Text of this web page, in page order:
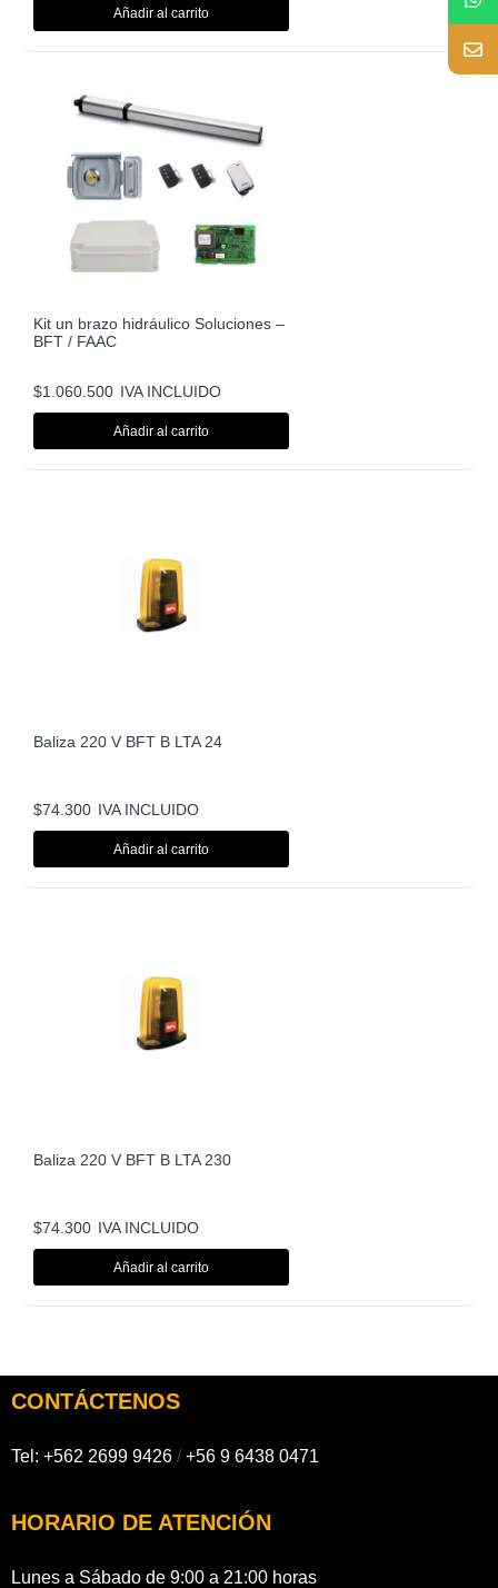
Añadir al carrito
Kit un brazo hidráulico Soluciones –
BFT / FAAC
$1.060.500 IVA INCLUIDO
Añadir al carrito
Baliza 220 V BFT B LTA 24
$74.300 IVA INCLUIDO
Añadir al carrito
Baliza 220 V BFT B LTA 230
$74.300 IVA INCLUIDO
Añadir al carrito
CONTÁCTENOS
Tel: +562 2699 9426 / +56 9 6438 0471
HORARIO DE ATENCIÓN
Lunes a Sábado de 9:00 a 21:00 horas